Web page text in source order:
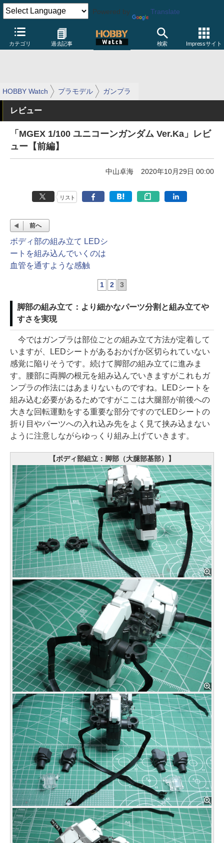
Powered by Translate
カテゴリ 過去記事 検索 Impressサイト
HOBBY Watch プラモデル ガンプラ
レビュー
「MGEX 1/100 ユニコーンガンダム Ver.Ka」レビ
ュー【前編】
中山卓海 2020年10月29日 00:00
リスト
前へ
ボディ部の組み立て LEDシ
ートを組み込んでいくのは
血管を通すような感触
1 2 3
脚部の組み立て：より細かなパーツ分割と組み立てや
すさを実現
今ではガンプラは部位ごとの組み立て方法が定着して
いますが、LEDシートがあるおかげか区切られていない
感覚に陥りそうです。続けて脚部の組み立てに進みま
す。腰部に両脚の根元を組み込んでいきますがこれもガ
ンプラの作法にはあまりないものですね。LEDシートを
組み込む必要があるためですがここは大腿部が前後への
大きな回転運動をする重要な部分ですのでLEDシートの
折り目やパーツへの入れ込み先をよく見て挟み込まない
ように注意しながらゆっくり組み上げていきます。
【ボディ部組立：脚部（大腿部基部）】